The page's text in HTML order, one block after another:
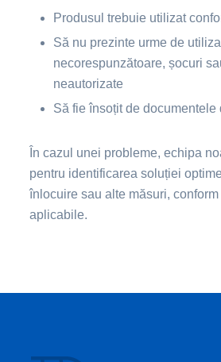
Produsul trebuie utilizat
Să nu prezinte urme de
necorespunzătoare, șocuri
neautorizate
Să fie însoțit de documentele
În cazul unei probleme, echipa
pentru identificarea soluției
înlocuire sau alte măsuri,
aplicabile.